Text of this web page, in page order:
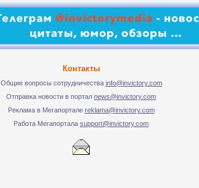
Контакты
Общие вопросы сотрудничества info@invictory.com
Отправка новости в портал news@invictory.com
Реклама в Мегапортале reklama@invictory.com
Работа Мегапортала support@invictory.com